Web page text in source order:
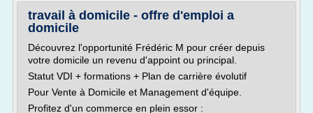
travail à domicile - offre d'emploi a
domicile
Découvrez l'opportunité Frédéric M pour créer depuis
votre domicile un revenu d'appoint ou principal.
Statut VDI + formations + Plan de carrière évolutif
Pour Vente à Domicile et Management d'équipe.
Profitez d'un commerce en plein essor :